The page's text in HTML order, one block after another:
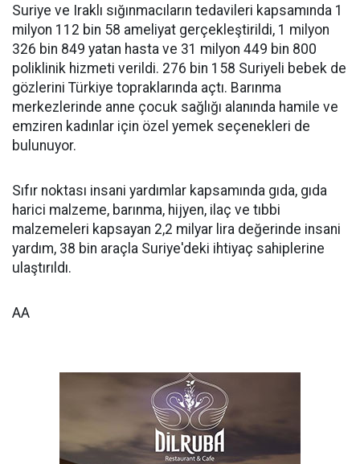
Suriye ve Iraklı sığınmacıların tedavileri kapsamında 1
milyon 112 bin 58 ameliyat gerçekleştirildi, 1 milyon
326 bin 849 yatan hasta ve 31 milyon 449 bin 800
poliklinik hizmeti verildi. 276 bin 158 Suriyeli bebek de
gözlerini Türkiye topraklarında açtı. Barınma
merkezlerinde anne çocuk sağlığı alanında hamile ve
emziren kadınlar için özel yemek seçenekleri de
bulunuyor.
Sıfır noktası insani yardımlar kapsamında gıda, gıda
harici malzeme, barınma, hijyen, ilaç ve tıbbi
malzemeleri kapsayan 2,2 milyar lira değerinde insani
yardım, 38 bin araçla Suriye'deki ihtiyaç sahiplerine
ulaştırıldı.
AA